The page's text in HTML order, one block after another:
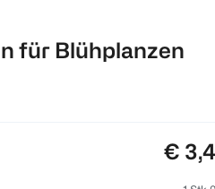
für Blühplanzen
€